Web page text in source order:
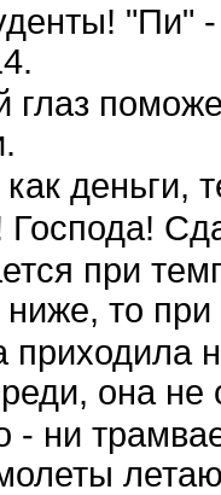
"Пи"
глаз
деньги,
Господа!
при
то при
приходила
она не
- ни